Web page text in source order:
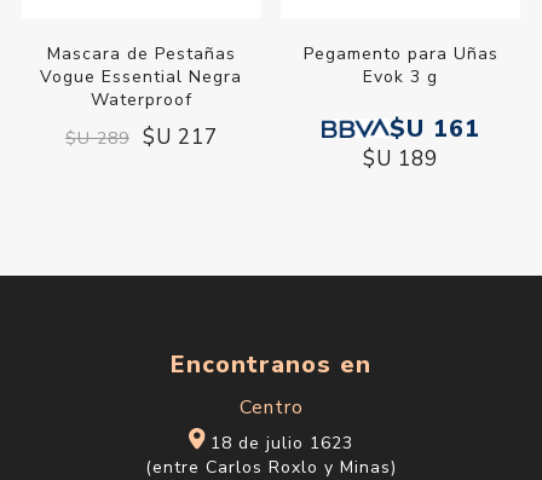
Mascara de Pestañas
Vogue Essential Negra
Waterproof
$U 289 $U 217
Pegamento para Uñas
Evok 3 g
$U 161
$U 189
Encontranos en
Centro
18 de julio 1623
(entre Carlos Roxlo y Minas)